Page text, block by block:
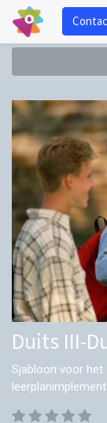
Duits III-
Sjabloon voor het